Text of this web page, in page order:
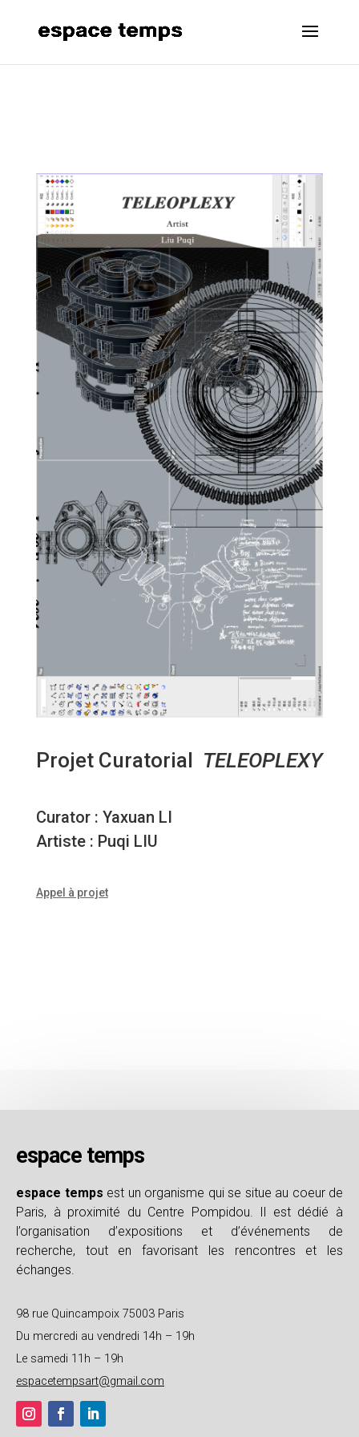
Projet Curatorial TELEOPLEXY
Curator : Yaxuan LI
Artiste : Puqi LIU
Appel à projet
espace temps
espace temps est un organisme qui se situe au coeur de
Paris, à proximité du Centre Pompidou. Il est dédié à
l’organisation d’expositions et d’événements de
recherche, tout en favorisant les rencontres et les
échanges.
98 rue Quincampoix 75003 Paris
Du mercredi au vendredi 14h – 19h
Le samedi 11h – 19h
espacetempsart@gmail.com